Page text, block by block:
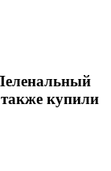
купили